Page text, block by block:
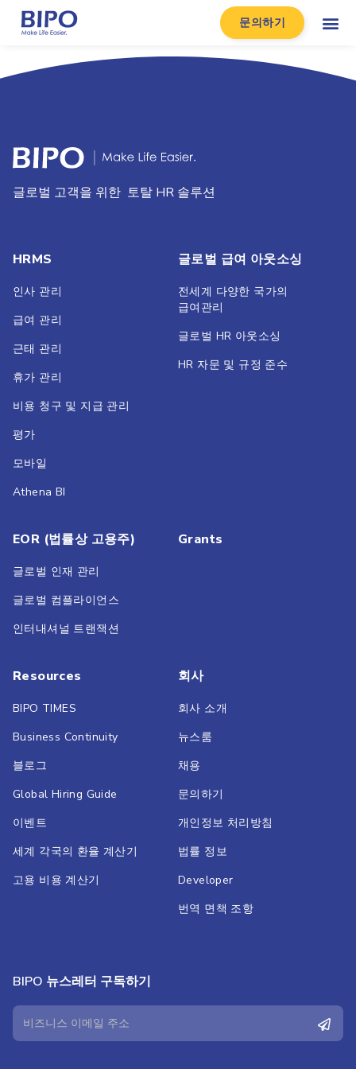
문의하기
글로벌 고객을 위한 토탈 HR 솔루션
HRMS
인사 관리
급여 관리
근태 관리
휴가 관리
비용 청구 및 지급 관리
평가
모바일
Athena BI
글로벌 급여 아웃소싱
전세계 다양한 국가의
급여관리
글로벌 HR 아웃소싱
HR 자문 및 규정 준수
EOR (법률상 고용주)
글로벌 인재 관리
글로벌 컴플라이언스
인터내셔널 트랜잭션
Grants
Resources
BIPO TIMES
Business Continuity
블로그
Global Hiring Guide
이벤트
세계 각국의 환율 계산기
고용 비용 계산기
회사
회사 소개
뉴스룸
채용
문의하기
개인정보 처리방침
법률 정보
Developer
번역 면책 조항
BIPO 뉴스레터 구독하기